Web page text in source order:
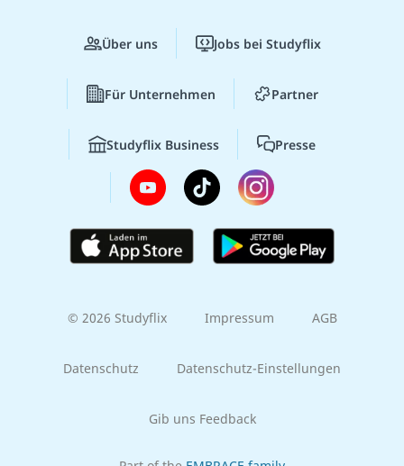
Über uns Jobs bei Studyflix
Für Unternehmen Partner
Studyflix Business Presse
© 2026 Studyflix Impressum AGB
Datenschutz Datenschutz-Einstellungen
Gib uns Feedback